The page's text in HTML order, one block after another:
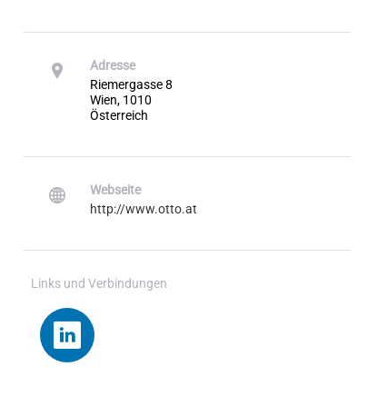
Adresse
Riemergasse 8
Wien, 1010
Österreich
Webseite
http://www.otto.at
Links und Verbindungen